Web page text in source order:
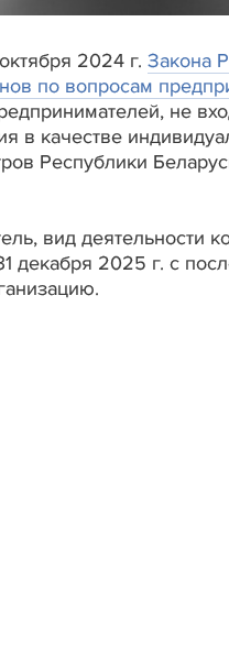
2024 г. Закона
по вопросам
не
в качестве
Республики
вид деятельности
декабря 2025 г. с